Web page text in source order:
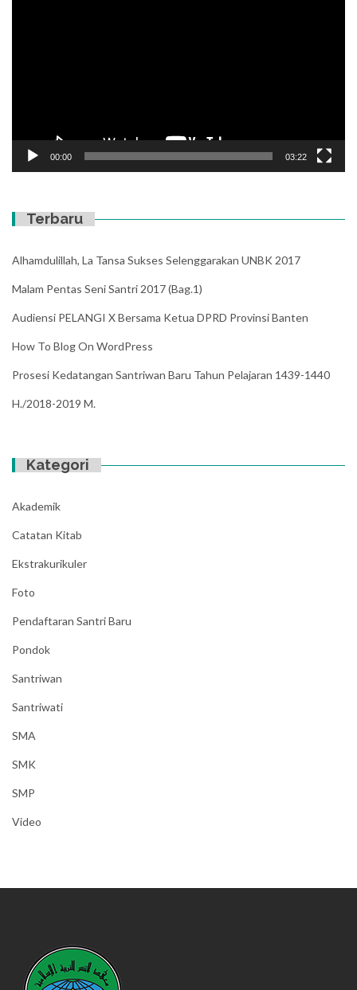
00:00 03:22
Terbaru
Alhamdulillah, La Tansa Sukses Selenggarakan UNBK 2017
Malam Pentas Seni Santri 2017 (Bag.1)
Audiensi PELANGI X Bersama Ketua DPRD Provinsi Banten
How To Blog On WordPress
Prosesi Kedatangan Santriwan Baru Tahun Pelajaran 1439-1440
H./2018-2019 M.
Kategori
Akademik
Catatan Kitab
Ekstrakurikuler
Foto
Pendaftaran Santri Baru
Pondok
Santriwan
Santriwati
SMA
SMK
SMP
Video